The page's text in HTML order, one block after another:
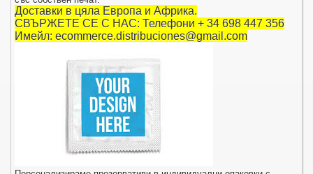
Доставки в цяла Европа и Африка.
СВЪРЖЕТЕ СЕ С НАС: Телефони + 34 698 447 356
Имейл: ecommerce.distribuciones@gmail.com